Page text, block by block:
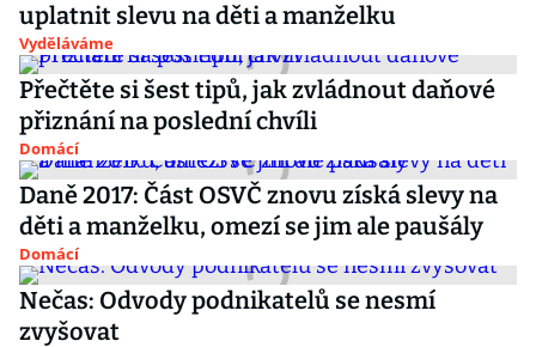
uplatnit slevu na děti a manželku
Vyděláváme
Přečtěte si šest tipů, jak zvládnout daňové
přiznání na poslední chvíli
Domácí
Daně 2017: Část OSVČ znovu získá slevy na
děti a manželku, omezí se jim ale paušály
Domácí
Nečas: Odvody podnikatelů se nesmí
zvyšovat